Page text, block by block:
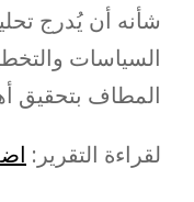
شأنه أن يُدرج
السياسات
المطاف بتحقيق
لقراءة التقرير: